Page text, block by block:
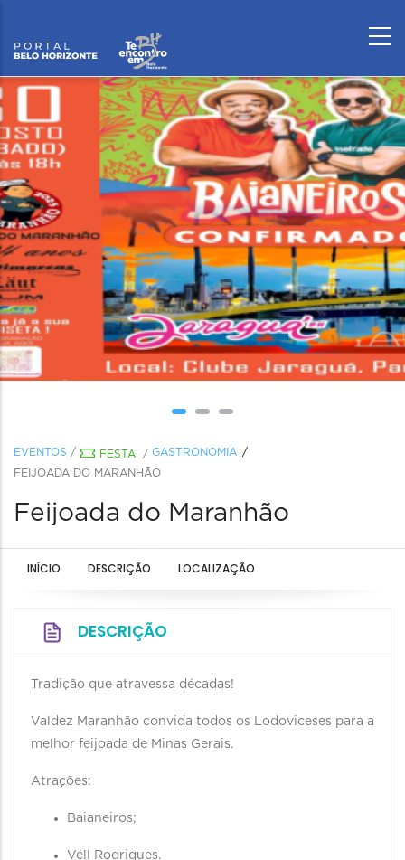
EVENTOS / FESTA / GASTRONOMIA
FEIJOADA DO MARANHÃO
Feijoada do Maranhão
INÍCIO DESCRIÇÃO LOCALIZAÇÃO
DESCRIÇÃO
Tradição que atravessa décadas!
Valdez Maranhão convida todos os Lodoviceses para a
melhor feijoada de Minas Gerais.
Atrações:
Baianeiros;
Véll Rodrigues.